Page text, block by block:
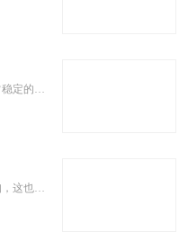
办公用品是企业办公的必需品，拥有这非常稳定的销量，而近年来万众创业，使得我国的企业数量越来越多，办公用品迎来了一个新的风口。办公用品的品牌对销量的影响非常的大，所以投资者在加盟办公用品品牌时，必须选择比较有名气的品牌。本本专题就为投资者推荐一些有名气的办公用品加盟品牌，解决加盟商不知道办公用品加盟哪家好的相关加盟问题。
电子烟的推广，让电子烟越来越被人所熟知，这也为电子烟行业带来了非常大的商机。目前电子烟的发展行处于初步阶段，拥有着非常大的发展空间。此时加盟代理电子烟会是一个不错的选择。本专题为想加盟代理电子烟的投资者推荐电子烟的加盟代理品牌，包括其加盟费用等相关加盟信息。